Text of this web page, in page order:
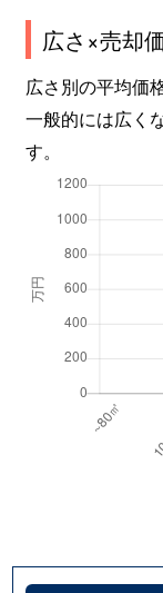
広さ×売却
広さ別の平均価
一般的には広く
す。